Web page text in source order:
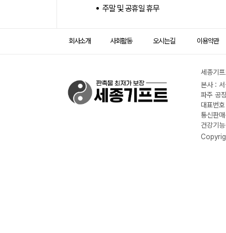
주말 및 공휴일 휴무
회사소개 사회활동 오시는길 이용약관
세종기
본사 :
파주 공
대표번
통신판
건강기